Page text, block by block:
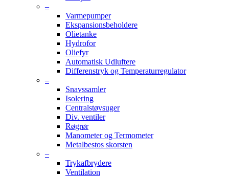
–
Varmepumper
Ekspansionsbeholdere
Olietanke
Hydrofor
Oliefyr
Automatisk Udluftere
Differenstryk og Temperaturregulator
–
Snavssamler
Isolering
Centralstøvsuger
Div. ventiler
Røgrør
Manometer og Termometer
Metalbestos skorsten
–
Trykafbrydere
Ventilation